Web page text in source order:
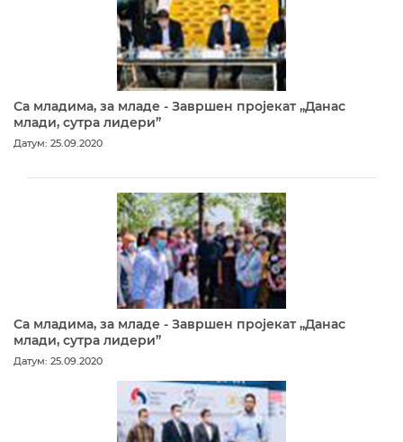
Са младима, за младе - Завршен пројекат „Данас
млади, сутра лидери”
Датум: 25.09.2020
Са младима, за младе - Завршен пројекат „Данас
млади, сутра лидери”
Датум: 25.09.2020